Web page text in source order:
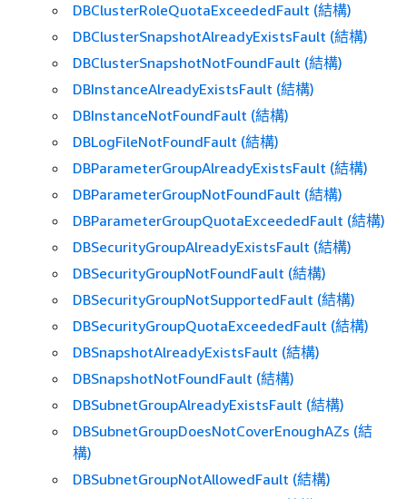
DBClusterRoleQuotaExceededFault (結構)
DBClusterSnapshotAlreadyExistsFault (結構)
DBClusterSnapshotNotFoundFault (結構)
DBInstanceAlreadyExistsFault (結構)
DBInstanceNotFoundFault (結構)
DBLogFileNotFoundFault (結構)
DBParameterGroupAlreadyExistsFault (結構)
DBParameterGroupNotFoundFault (結構)
DBParameterGroupQuotaExceededFault (結構)
DBSecurityGroupAlreadyExistsFault (結構)
DBSecurityGroupNotFoundFault (結構)
DBSecurityGroupNotSupportedFault (結構)
DBSecurityGroupQuotaExceededFault (結構)
DBSnapshotAlreadyExistsFault (結構)
DBSnapshotNotFoundFault (結構)
DBSubnetGroupAlreadyExistsFault (結構)
DBSubnetGroupDoesNotCoverEnoughAZs (結
構)
DBSubnetGroupNotAllowedFault (結構)